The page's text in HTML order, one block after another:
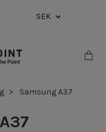
SEK
Samsung A37